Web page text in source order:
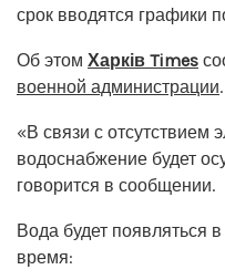
срок вводятся графики
Об этом Харків Times
военной администрации.
«В связи с отсутствием
водоснабжение будет
говорится в сообщении.
Вода будет появляться
время: